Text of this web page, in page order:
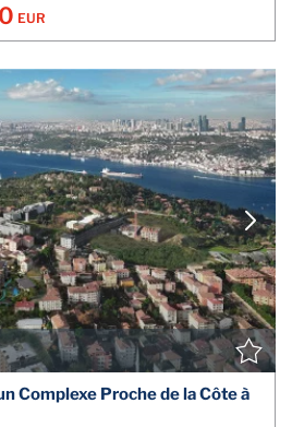
EUR
Complexe Proche de la Côte à